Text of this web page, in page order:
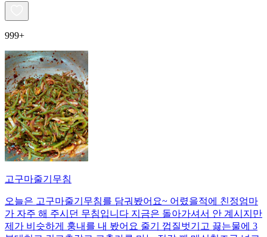
999+
고구마줄기무침
오늘은 고구마줄기무침를 담궈봤어요~ 어렸을적에 친정엄마
가 자주 해 주시던 무침입니다 지금은 돌아가셔서 안 계시지만
제가 비슷하게 훙내를 내 봤어요 줄기 껍질벗기고 끓는물에 3